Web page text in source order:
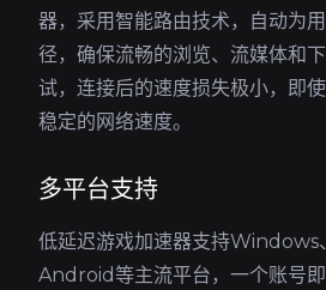
器，采用智能路由技术，自动为
径，确保流畅的浏览、流媒体和
试，连接后的速度损失极小，即
稳定的网络速度。
多平台支持
低延迟游戏加速器支持Windows
Android等主流平台，一个账号